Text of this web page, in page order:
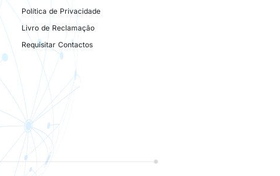
Política de Privacidade
Livro de Reclamação
Requisitar Contactos